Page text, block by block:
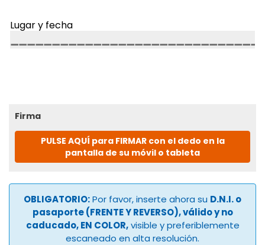
Lugar y fecha
Firma
PULSE AQUÍ para FIRMAR con el dedo en la
pantalla de su móvil o tableta
OBLIGATORIO:Por favor, inserte ahora su D.N.I. o
pasaporte (FRENTE Y REVERSO), válido y no
caducado, EN COLOR,visible y preferiblemente
escaneado en alta resolución.